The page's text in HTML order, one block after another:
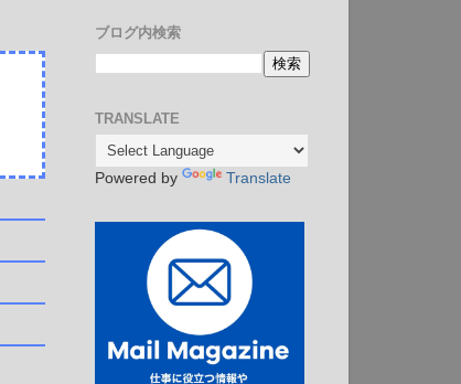
ブログ内検索
TRANSLATE
Powered by Translate